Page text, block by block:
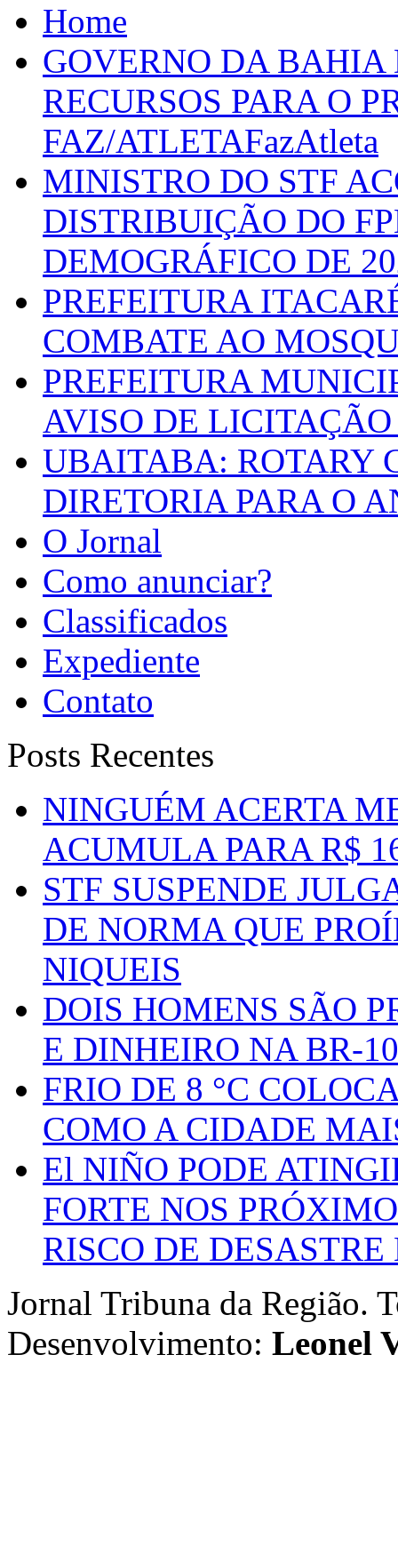
Home
GOVERNO DA
RECURSOS PARA O
FAZ/ATLETAFazAtleta
MINISTRO DO STF
DISTRIBUIÇÃO DO
DEMOGRÁFICO DE
PREFEITURA
COMBATE AO
PREFEITURA
AVISO DE LICITAÇÃO
UBAITABA: ROTARY
DIRETORIA PARA O
O Jornal
Como anunciar?
Classificados
Expediente
Contato
Posts Recentes
NINGUÉM ACERTA
ACUMULA PARA R$
STF SUSPENDE
DE NORMA QUE
NIQUEIS
DOIS HOMENS SÃO
E DINHEIRO NA BR-
FRIO DE 8 °C
COMO A CIDADE
El NIÑO PODE
FORTE NOS
RISCO DE
Jornal Tribuna da Região.
Desenvolvimento: Leonel